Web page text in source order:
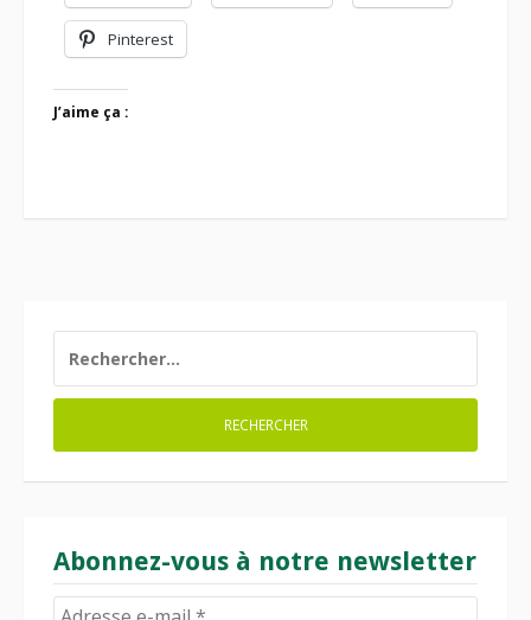
Pinterest
J’aime ça :
Abonnez-vous à notre newsletter